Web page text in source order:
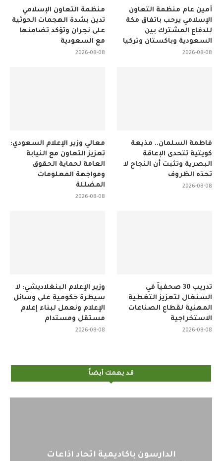
منظمة التعاون الإسلامي
تدين بشدة الهجمات الحوثية
على نجران وتؤكد تضامنها
مع السعودية
2026-08-08
أمين عام منظمة التعاون
الإسلامي يرحب باتفاق مكة
للدفاع المشترك بين
السعودية وباكستان وتركيا
2026-08-08
معالي وزير الإعلام السعودي:
تعزيز التعاون مع النيابة
العامة لحماية الحقوق
ومواجهة المعلومات
المضللة
2026-08-08
فاطمة السلمان.. مذيعة
كويتية تتحدى الإعاقة
البصرية وتثبت أن النجاح لا
تحدّه الظروف
2026-08-08
وزير الإعلام البنغلاديشي: لا
سيطرة حكومية على وسائل
الإعلام ونعمل لبناء إعلام
مستقل ومستدام
2026-08-08
تدريب 30 صحفياً في
السنغال لتعزيز التغطية
المهنية لقطاع الصناعات
الاستخراجية
2026-08-08
قد يهمك أيضاً
الدارسون باكاديمية اتحاد اذاعات